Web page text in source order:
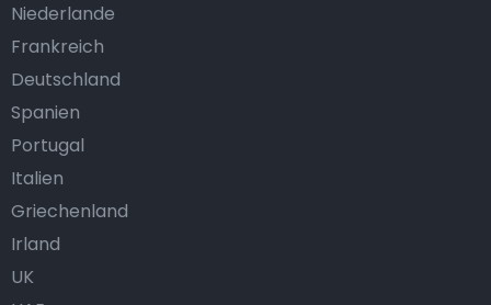
Niederlande
Frankreich
Deutschland
Spanien
Portugal
Italien
Griechenland
Irland
UK